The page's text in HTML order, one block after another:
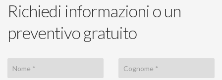
Richiedi informazioni o un
preventivo gratuito